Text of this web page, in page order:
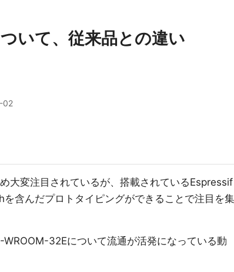
いて、従来品との違い
02
大変注目されているが、搭載されているEspressif
含んだプロトタイピングができることで注目を集
32Eについて流通が活発になっている動